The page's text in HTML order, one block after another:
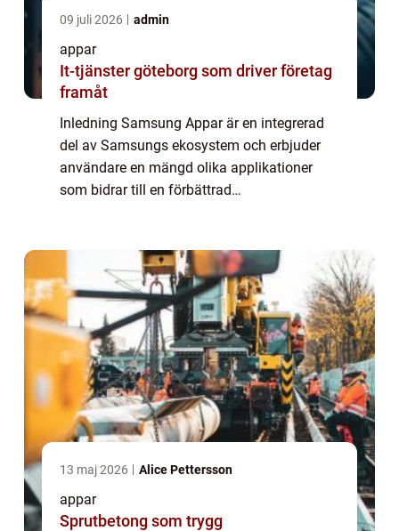
09 juli 2026 admin
appar
It-tjänster göteborg som driver företag
framåt
Inledning Samsung Appar är en integrerad
del av Samsungs ekosystem och erbjuder
användare en mängd olika applikationer
som bidrar till en förbättrad
presentera olika ...
13 maj 2026 Alice Pettersson
appar
Sprutbetong som trygg